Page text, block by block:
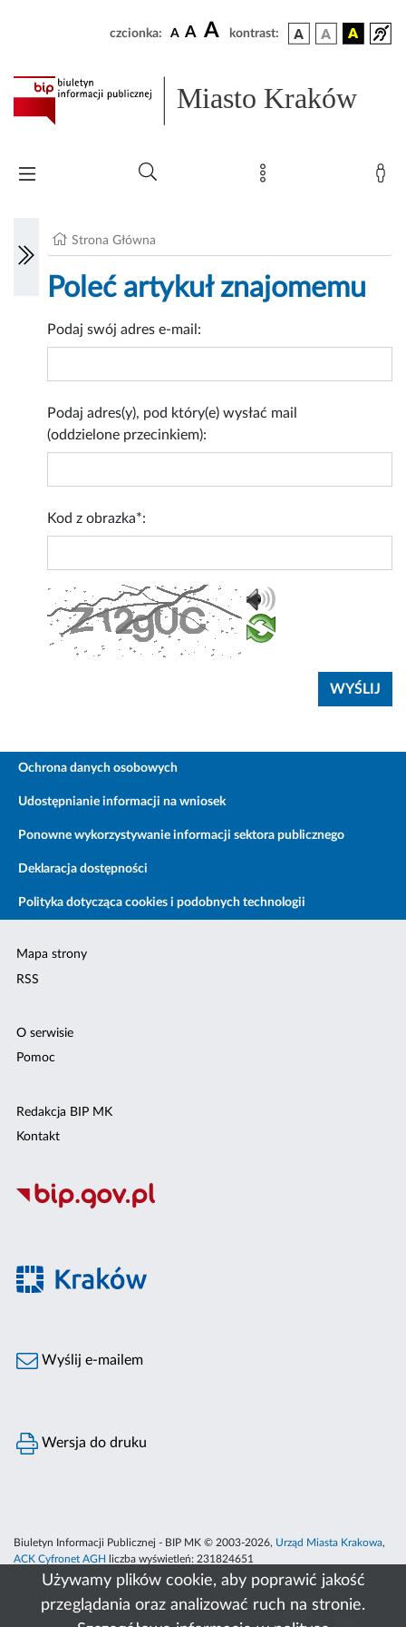
Używamy plików cookie, aby poprawić jakość
przeglądania oraz analizować ruch na stronie.
czcionka: A A A kontrast:
Miasto Kraków
Strona Główna
Poleć artykuł znajomemu
Podaj swój adres e-mail:
Podaj adres(y), pod który(e) wysłać mail
(oddzielone przecinkiem):
Kod z obrazka*:
Ochrona danych osobowych
Udostępnianie informacji na wniosek
Ponowne wykorzystywanie informacji sektora publicznego
Deklaracja dostępności
Polityka dotycząca cookies i podobnych technologii
Mapa strony
RSS
O serwisie
Pomoc
Redakcja BIP MK
Kontakt
Wyślij e-mailem
Wersja do druku
Biuletyn Informacji Publicznej - BIP MK © 2003-2026, Urząd Miasta Krakowa,
ACK Cyfronet AGH
liczba wyświetleń: 231824651